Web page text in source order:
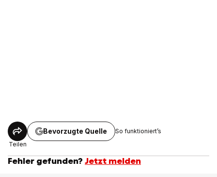
Teilen
Bevorzugte Quelle So funktioniert’s
Fehler gefunden? Jetzt melden